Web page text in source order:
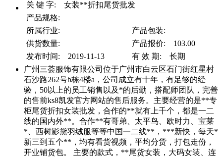
关 键 字: 女装**折扣尾货批发
产品规格:
所属行业:
产品包装:
供货数量:
产品报价: 103.00
发布时间: 2019-11-13
有 效 期: 长期
广州三荟服饰有限公司位于广州市白云区石门街红星村
石沙路262号b栋4楼a，公司成立有十年，有足够的经
验，50以上的员工销售以及*的后勤，搭配师团队，完善
的售前ks8凯发官方网站的售后服务。主要经营的是**专
柜尾货折扣女装批发，合作的**就有上千个，都是一二
线的国内外**。合作**有哥弟、太平鸟、欧时力、宝莱
*、西树影黛羽绒服等等中国一二线**，***新快，每天*
新三到五个**，均有看货视频，平均分货，打包走份，
开业铺货包。 主要的款式，**尾货女装，大码女装、连